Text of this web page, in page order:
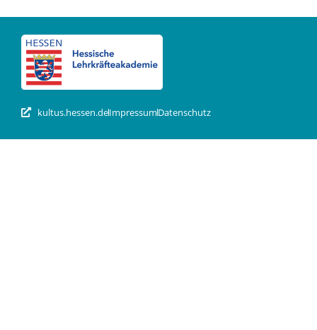
kultus.hessen.deImpressumDatenschutz